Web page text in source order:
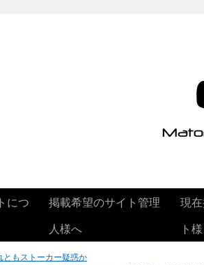
につ
掲載希望のサイト管理
人様へ
現
ト様
ともストーカー疑惑か